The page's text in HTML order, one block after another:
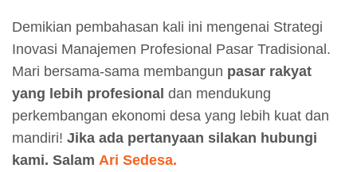
Demikian pembahasan kali ini mengenai Strategi
Inovasi Manajemen Profesional Pasar Tradisional.
Mari bersama-sama membangun pasar rakyat
yang lebih profesional dan mendukung
perkembangan ekonomi desa yang lebih kuat dan
mandiri! Jika ada pertanyaan silakan hubungi
kami. Salam Ari Sedesa.